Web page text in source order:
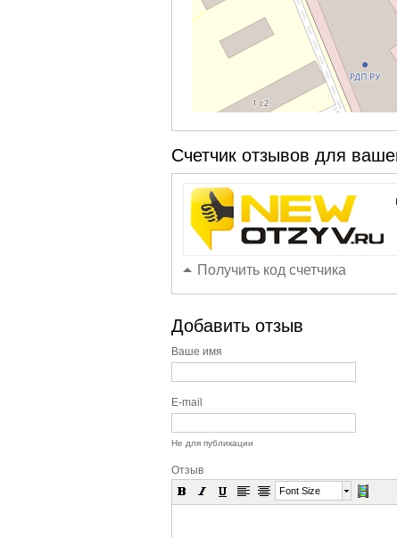
Счетчик отзывов для
Получить код счетчика
Добавить отзыв
Ваше имя
E-mail
Не для публикации
Отзыв
Font Size